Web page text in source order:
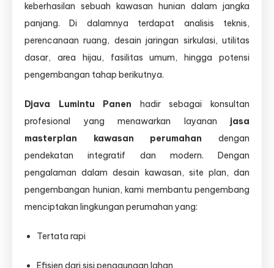
keberhasilan sebuah kawasan hunian dalam jangka
panjang. Di dalamnya terdapat analisis teknis,
perencanaan ruang, desain jaringan sirkulasi, utilitas
dasar, area hijau, fasilitas umum, hingga potensi
pengembangan tahap berikutnya.
Djava Lumintu Panen hadir sebagai konsultan
profesional yang menawarkan layanan jasa
masterplan kawasan perumahan dengan
pendekatan integratif dan modern. Dengan
pengalaman dalam desain kawasan, site plan, dan
pengembangan hunian, kami membantu pengembang
menciptakan lingkungan perumahan yang:
Tertata rapi
Efisien dari sisi penggunaan lahan